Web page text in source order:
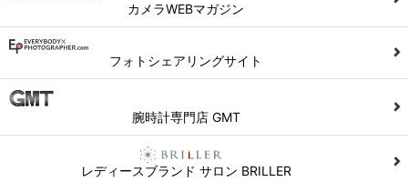
カメラWEBマガジン
フォトシェアリングサイト
腕時計専門店 GMT
レディースブランド サロン BRILLER